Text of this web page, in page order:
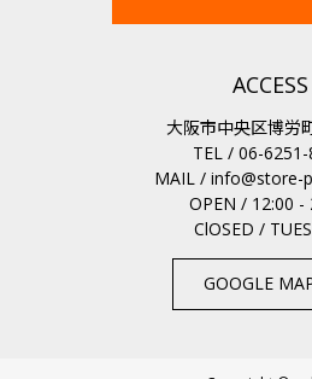
ACCESS
大阪市中央区博労
TEL / 06-
MAIL / info@store-
OPEN / 12:00 -
ClOSED /
GOOGLE